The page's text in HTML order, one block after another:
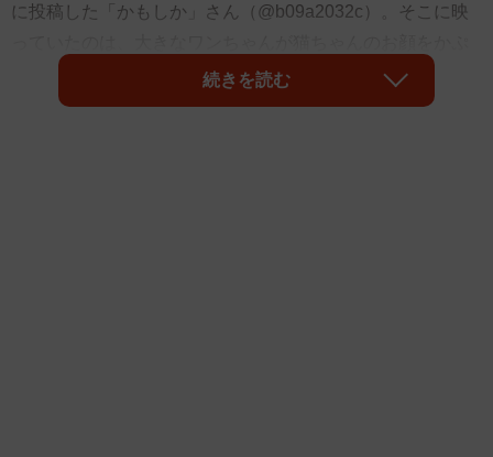
に投稿した「かもしか」さん（@b09a2032c）。そこに映
り！ 何が起きたの？ 飼い主さんに聞きました。
続きを読む